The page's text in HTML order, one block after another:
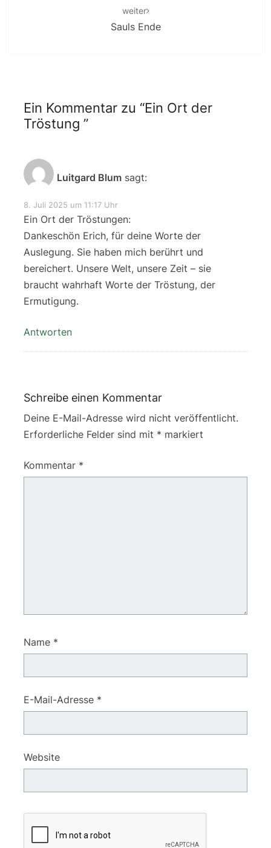
weiter
Sauls Ende
Ein Kommentar zu “Ein Ort der
Tröstung ”
Luitgard Blum sagt:
8. Juli 2025 um 11:17 Uhr
Ein Ort der Tröstungen:
Dankeschön Erich, für deine Worte der
Auslegung. Sie haben mich berührt und
bereichert. Unsere Welt, unsere Zeit – sie
braucht wahrhaft Worte der Tröstung, der
Ermutigung.
Antworten
Schreibe einen Kommentar
Deine E-Mail-Adresse wird nicht veröffentlicht.
Erforderliche Felder sind mit * markiert
Kommentar *
Name *
E-Mail-Adresse *
Website